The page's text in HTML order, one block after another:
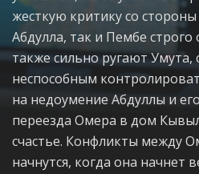
жесткую критику со
Абдулла, так и Пембе
также сильно ругают Умута,
неспособным
на недоумение Абдуллы и
переезда Омера в дом
счастье. Конфликты между
начнутся, когда она начнет